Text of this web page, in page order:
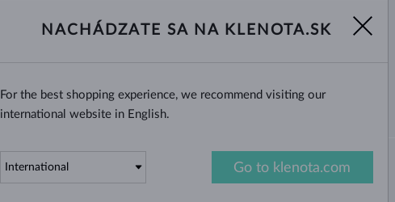
Žiadna novinka, akcia či zľava Vám už neunikne!
Áno, chcem dostávať zaujímavé novinky na e-mail.
NACHÁDZATE SA NA KLENOTA.SK
For the best shopping experience, we recommend visiting our
international website in English.
Go to klenota.com